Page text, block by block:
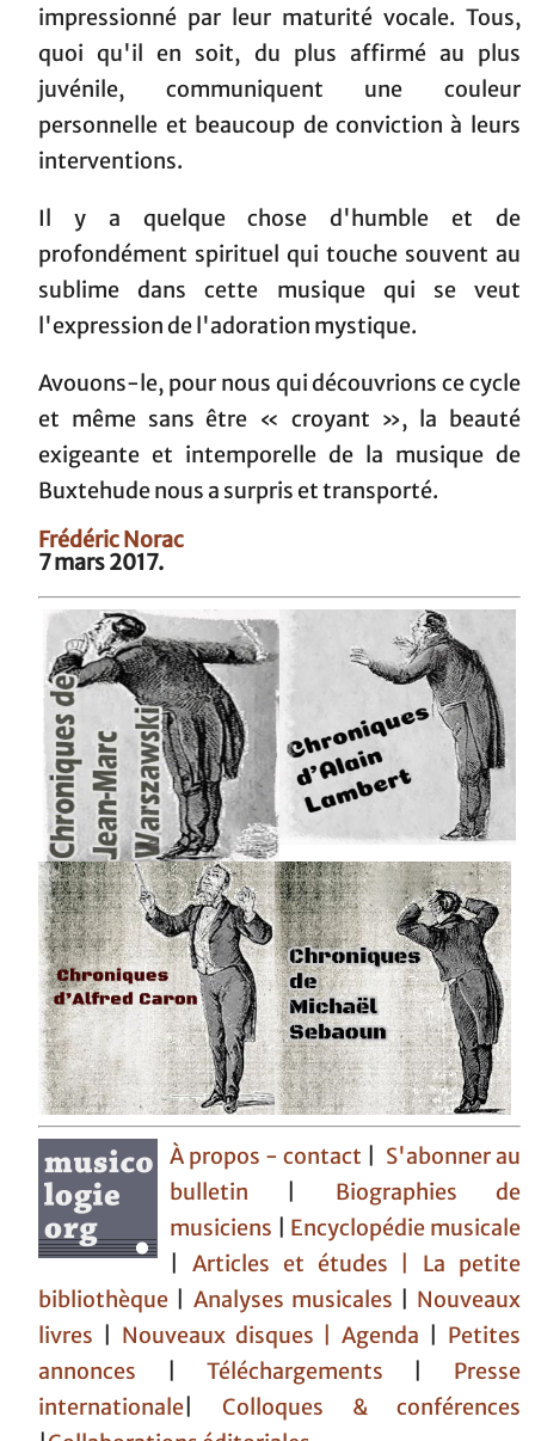
impressionné par leur maturité vocale. Tous,
quoi qu'il en soit, du plus affirmé au plus
juvénile, communiquent une couleur
personnelle et beaucoup de conviction à leurs
interventions.
Il y a quelque chose d'humble et de
profondément spirituel qui touche souvent au
sublime dans cette musique qui se veut
l'expression de l'adoration mystique.
Avouons-le, pour nous qui découvrions ce cycle
et même sans être « croyant », la beauté
exigeante et intemporelle de la musique de
Buxtehude nous a surpris et transporté.
Frédéric Norac
7 mars 2017.
À propos - contact
S'abonner au
bulletin
Biographies de
musiciens
Encyclopédie musicale
|Articles et études | La petite
bibliothèque
Analyses musicales
Nouveaux
livres
Nouveaux disques |Agenda
Petites
annonces
Téléchargements
Presse
internationale
Colloques & conférences